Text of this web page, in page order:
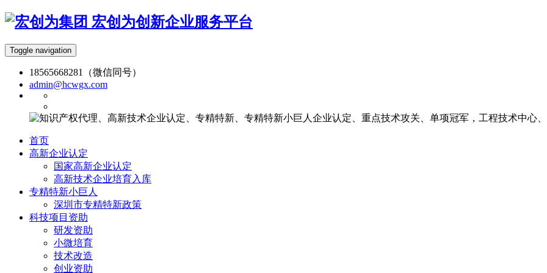
宏创为创新企业服务平台
Toggle navigation
18565668281（微信同号）
admin@hcwgx.com
首页
高新企业认定
国家高新企业认定
高新技术企业培育入库
专精特新小巨人
深圳市专精特新政策
科技项目资助
研发资助
小微培育
技术改造
创业资助